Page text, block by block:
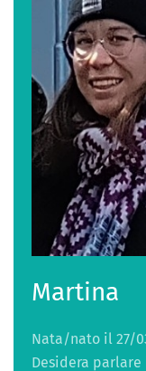
Martina
Nata/nato il 27/
Desidera parlare